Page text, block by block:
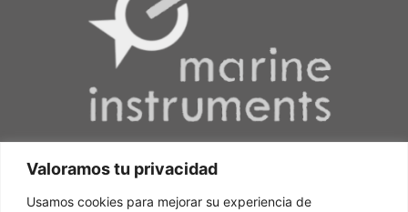
Valoramos tu privacidad
Usamos cookies para mejorar su experiencia de